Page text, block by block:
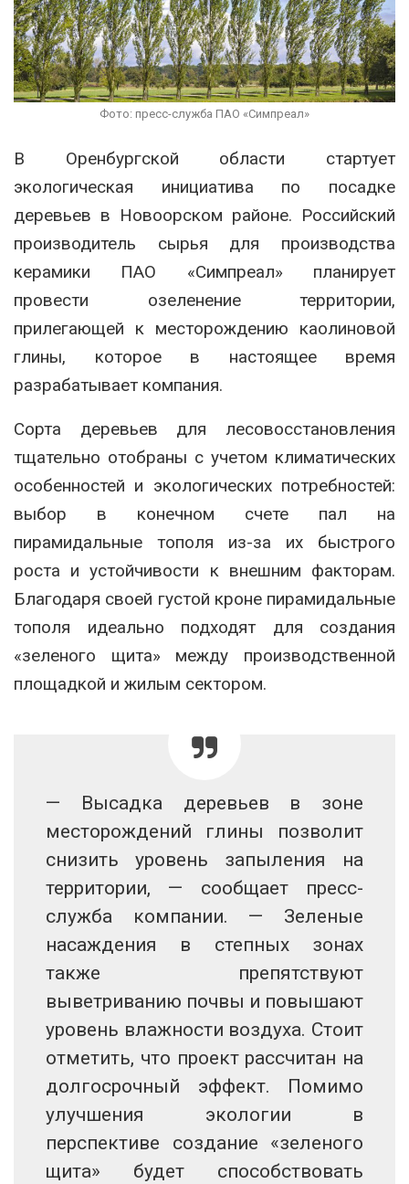
Фото: пресс-служба ПАО «Симпреал»
В Оренбургской области стартует
экологическая инициатива по посадке
деревьев в Новоорском районе. Российский
производитель сырья для производства
керамики ПАО «Симпреал» планирует
провести озеленение территории,
прилегающей к месторождению каолиновой
глины, которое в настоящее время
разрабатывает компания.
Сорта деревьев для лесовосстановления
тщательно отобраны с учетом климатических
особенностей и экологических потребностей:
выбор в конечном счете пал на
пирамидальные тополя из-за их быстрого
роста и устойчивости к внешним факторам.
Благодаря своей густой кроне пирамидальные
тополя идеально подходят для создания
«зеленого щита» между производственной
площадкой и жилым сектором.
— Высадка деревьев в зоне
месторождений глины позволит
снизить уровень запыления на
территории, — сообщает пресс-
служба компании. — Зеленые
насаждения в степных зонах
также препятствуют
выветриванию почвы и повышают
уровень влажности воздуха. Стоит
отметить, что проект рассчитан на
долгосрочный эффект. Помимо
улучшения экологии в
перспективе создание «зеленого
щита» будет способствовать